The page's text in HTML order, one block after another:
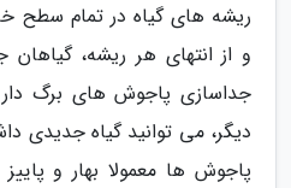
ریشه های گیاه در تمام
و از انتهای هر ریشه،
جداسازی پاجوش های برگ
دیگر، می توانید گیاه جدیدی
پاجوش ها معمولا بهار و